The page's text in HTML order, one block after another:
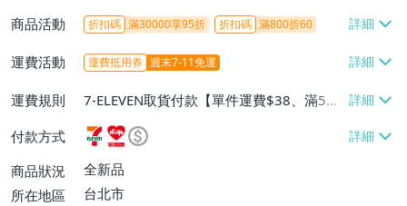
商品活動 折扣碼 滿30000享95折 折扣碼 滿800折60
運費活動 運費抵用券 週末7-11免運
運費規則
7-ELEVEN取貨付款【單件運費$38、滿5件
或消費滿$1298免運費】、7-ELEVEN取貨
不付款【免運費】、萊爾富取貨付款【單件
運費$60、滿5件或消費滿$1298免運
費】、宅配/貨運【單件運費$120、滿5件
付款方式
商品狀況
全新品
所在地區
台北市